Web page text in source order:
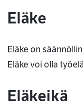
Eläke
Eläke on
Eläke voi olla
Eläkeikä